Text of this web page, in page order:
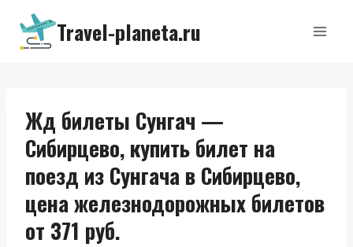
Перейти
содержимому
Travel-planeta.ru
Жд билеты Сунгач —
Сибирцево, купить билет на
поезд из Сунгача в Сибирцево,
цена железнодорожных билетов
от 371 руб.